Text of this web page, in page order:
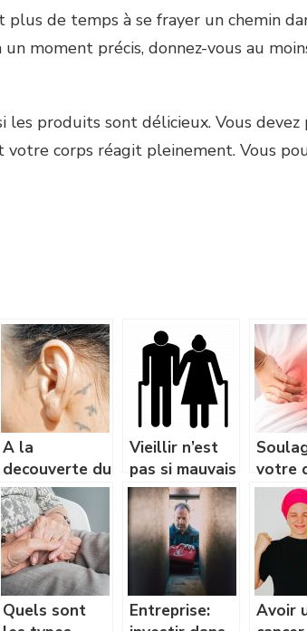
plus de temps à se frayer un chemin
moment précis, donnez-vous au
les produits sont délicieux. Vous
corps réagit pleinement. Vous
A la
decouverte du
centre auditif
a Saint
Gratien
Vieillir n’est
pas si mauvais
si vous avez
des astuces
utiles!
votre
avec
Quels sont
Entreprise:
Avoir